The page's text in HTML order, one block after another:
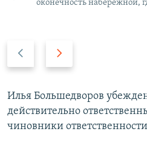
оконечность набережной,
д
ы
д
д
у
ю
Илья Большедворов
действительно
чиновники